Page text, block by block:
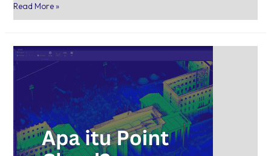
Read More »
Apa
Itu
Point
Cloud?
Pondasi
Data
dalam
Teknologi